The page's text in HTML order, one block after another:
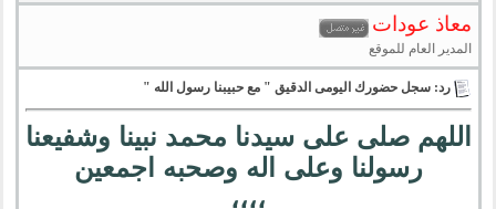
معاذ عودات
المدير العام للموقع
رد: سجل حضورك اليومى الدقيق " مع حبيبنا رسول الله "
اللهم صلى على سيدنا محمد نبينا وشفيعنا
رسولنا وعلى اله وصحبه اجمعين
،،،،